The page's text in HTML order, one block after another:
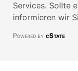
Services. Sollte
informieren wir
Powered by cState